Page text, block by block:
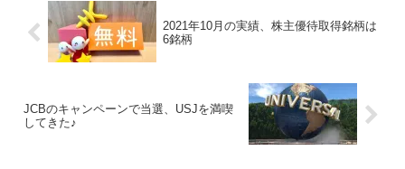
2021年10月の実績、株主優待取得銘柄は
6銘柄
JCBのキャンペーンで当選、USJを満喫
してきた♪